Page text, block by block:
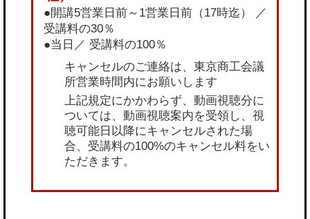
●開講5営業日前～1営業日前（17時迄） ／
受講料の30％
●当日／ 受講料の100％
キャンセルのご連絡は、東京商工会議
所営業時間内にお願いします
上記規定にかかわらず、動画視聴分に
ついては、動画視聴案内を受領し、視
聴可能日以降にキャンセルされた場
合、受講料の100%のキャンセル料をい
ただきます。